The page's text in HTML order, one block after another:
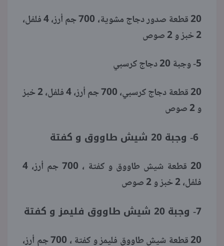
20 قطعة صدور دجاج مشوية، 700 جم أرز، 4 فلفل،
2 خبز و 2 صوص
5- وجبة 20 دجاج كرسبي
20 قطعة دجاج كرسبي، 700 جم أرز، 4 فلفل، 2 خبز
و 2 صوص
20 قطعة شيش طاووق و كفتة ، 700 جم أرز، 4
فلفل، 2 خبز و 2 صوص
7- وجبة 20 شيش طاووق فليمز و كفتة
20 قطعة شيش طاووق فليمز و كفتة ، 700 جم أرز،